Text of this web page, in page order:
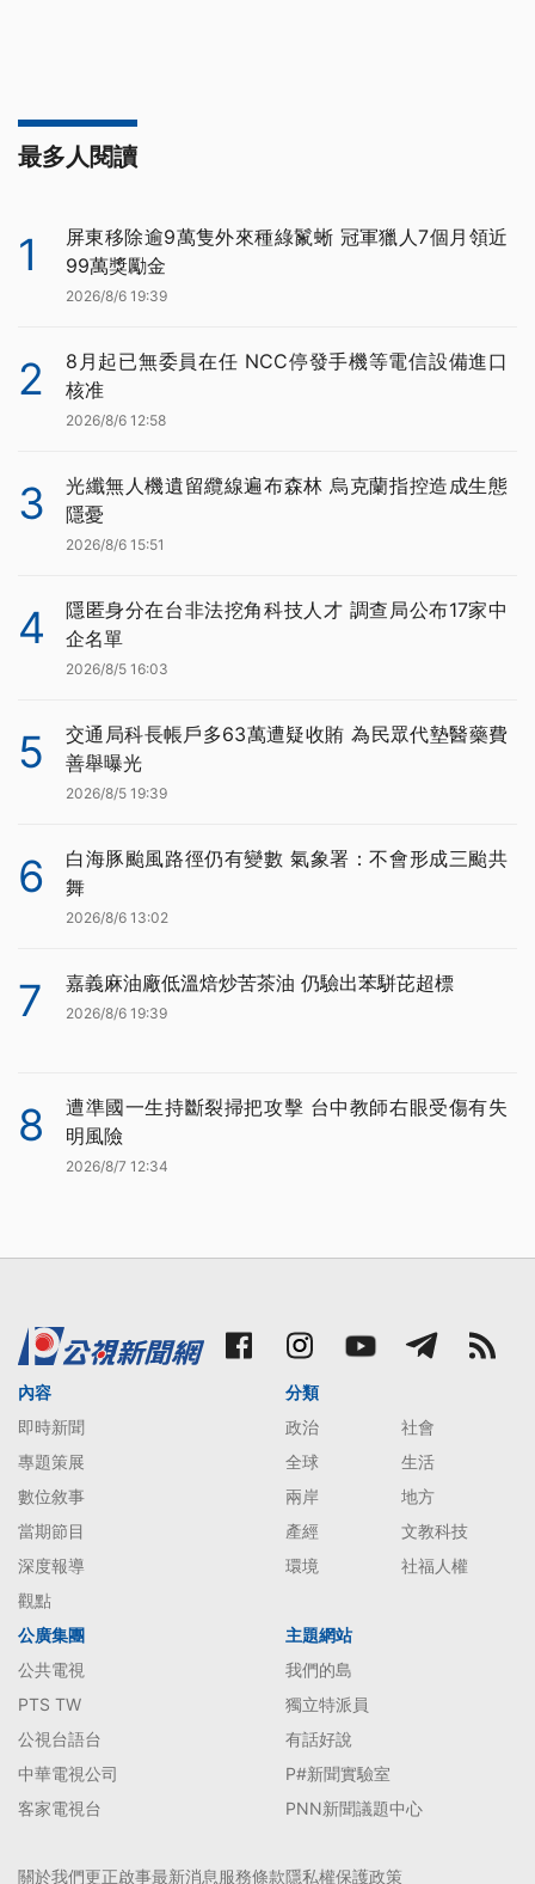
最多人閱讀
1
屏東移除逾9萬隻外來種綠鬣蜥 冠軍獵人7個月領近
99萬獎勵金
2026/8/6 19:39
2
8月起已無委員在任 NCC停發手機等電信設備進口
核准
2026/8/6 12:58
3
光纖無人機遺留纜線遍布森林 烏克蘭指控造成生態
隱憂
2026/8/6 15:51
4
隱匿身分在台非法挖角科技人才 調查局公布17家中
企名單
2026/8/5 16:03
5
交通局科長帳戶多63萬遭疑收賄 為民眾代墊醫藥費
善舉曝光
2026/8/5 19:39
6
白海豚颱風路徑仍有變數 氣象署：不會形成三颱共
舞
2026/8/6 13:02
7 嘉義麻油廠低溫焙炒苦茶油 仍驗出苯駢芘超標
2026/8/6 19:39
8
遭準國一生持斷裂掃把攻擊 台中教師右眼受傷有失
明風險
2026/8/7 12:34
內容
即時新聞
專題策展
數位敘事
當期節目
深度報導
觀點
分類
政治
社會
全球
生活
兩岸
地方
產經
文教科技
環境
社福人權
公廣集團
公共電視
PTS TW
公視台語台
中華電視公司
客家電視台
主題網站
我們的島
獨立特派員
有話好說
P#新聞實驗室
PNN新聞議題中心
關於我們更正啟事最新消息服務條款隱私權保護政策